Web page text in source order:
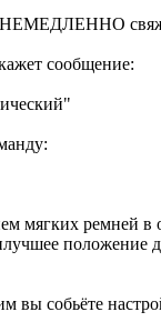
сообщение:
мягких ремней
собьёте